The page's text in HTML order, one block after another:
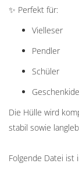
✨ Perfekt für:
Vielleser
Pendler
Schüler
Die Hülle wird
stabil sowie
Folgende Datei ist